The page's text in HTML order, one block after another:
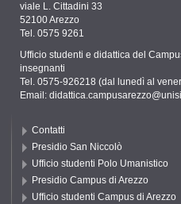
viale L. Cittadini 33
52100 Arezzo
Tel. 0575 9261
Ufficio studenti e didattica del
insegnanti
Tel. 0575-926218 (dal lunedì al
Email:
Contatti
Presidio San Niccolò
Ufficio studenti Polo Umanistico
Presidio Campus di Arezzo
Ufficio studenti Campus di Arezzo